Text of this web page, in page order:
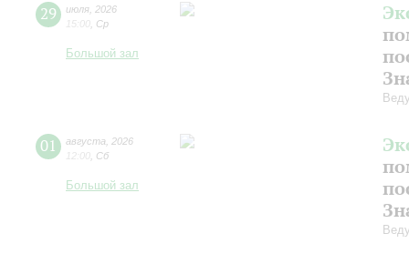
29 июля 2026
15:00 Ср
Большой зал
01 августа
2026
12:00 Сб
Большой зал